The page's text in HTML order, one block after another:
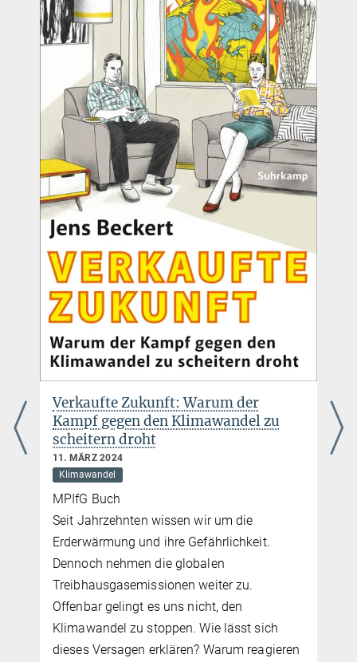
Verkaufte Zukunft: Warum der
Kampf gegen den Klimawandel zu
scheitern droht
11. MÄRZ 2024
Klimawandel
MPIfG Buch
Seit Jahrzehnten wissen wir um die
Erderwärmung und ihre Gefährlichkeit.
Dennoch nehmen die globalen
Treibhausgasemissionen weiter zu.
Offenbar gelingt es uns nicht, den
Klimawandel zu stoppen. Wie lässt sich
dieses Versagen erklären? Warum reagieren